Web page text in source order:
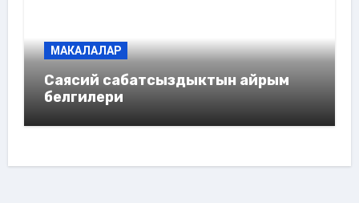
МАКАЛАЛАР
Саясий сабатсыздыктын айрым
белгилери